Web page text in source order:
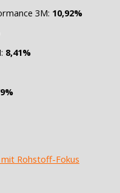
3M: 10,92%
8,41%
mit Rohstoff-Fokus